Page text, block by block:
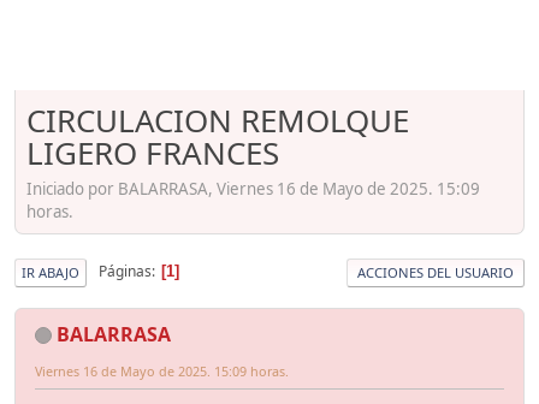
CIRCULACION REMOLQUE
LIGERO FRANCES
Iniciado por BALARRASA, Viernes 16 de Mayo de 2025. 15:09
horas.
IR ABAJO Páginas 1 ACCIONES DEL USUARIO
BALARRASA
Viernes 16 de Mayo de 2025. 15:09 horas.